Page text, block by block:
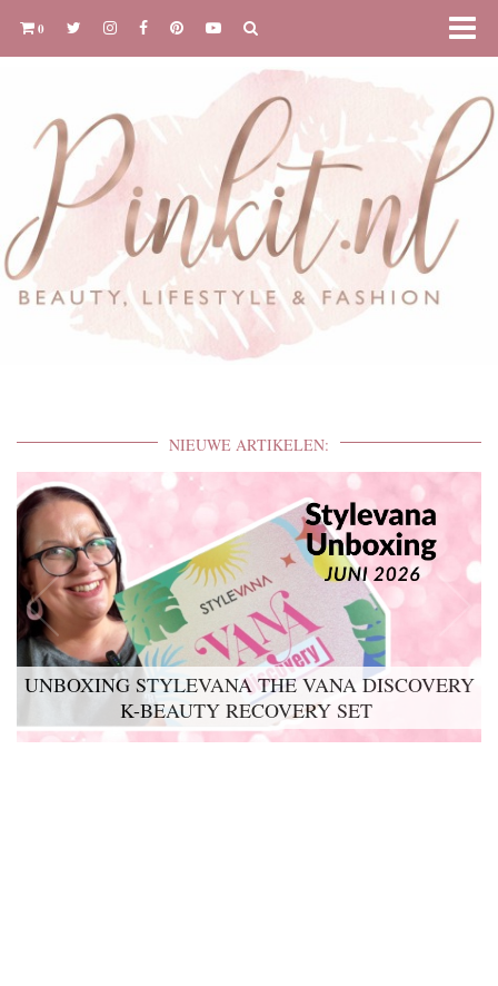
0
NIEUWE ARTIKELEN:
UNBOXING STYLEVANA THE VANA DISCOVERY
K-BEAUTY RECOVERY SET